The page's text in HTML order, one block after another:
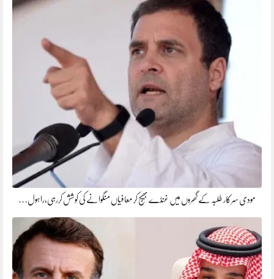
مودی سرکار طلبہ کے گھروں میں غنڈے بھیج کر معافیاں منگوانے کی کوشش کررہی،راہول…